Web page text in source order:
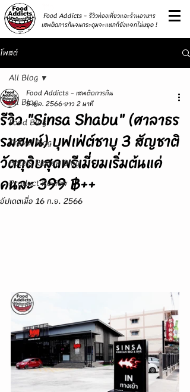
Food Addicts - รีวิวท่องเที่ยวและร้านอาหาร
เสพติดการกินจนกระดุมจะแหกก็ยังแ๑กไม่หยุด !
โพสต์
All Blog
Food Blog
Travel Blog
Hotels Review Blog
Product Review
All Blog
รีวิว "Sinsa Shabu" (ศาลาธร
รมสพน์) บุฟเฟ่ต์ชาบู 3 สัญชาติ
วัตถุดิบสุดพรีเมี่ยมเริ่มต้นแค่
คนละ 399 ฿++
Food Addicts - เสพติดการกิน
5 ส.ค. 2566ยาว 2 นาที
อัปเดตเมื่อ 16 ก.ย. 2566